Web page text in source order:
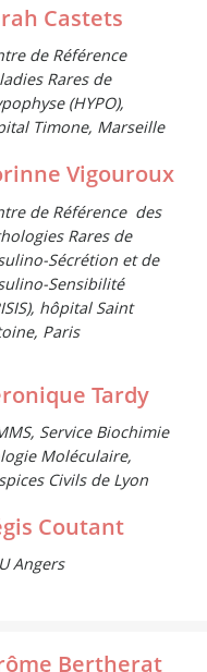
Castets
de Référence
Rares de
(HYPO),
Timone, Marseille
Vigouroux
de Référence des
Rares de
Sécrétion et de
Sensibilité
hôpital Saint
Paris
Tardy
Service Biochimie
Moléculaire,
Civils de Lyon
Coutant
Angers
Bertherat